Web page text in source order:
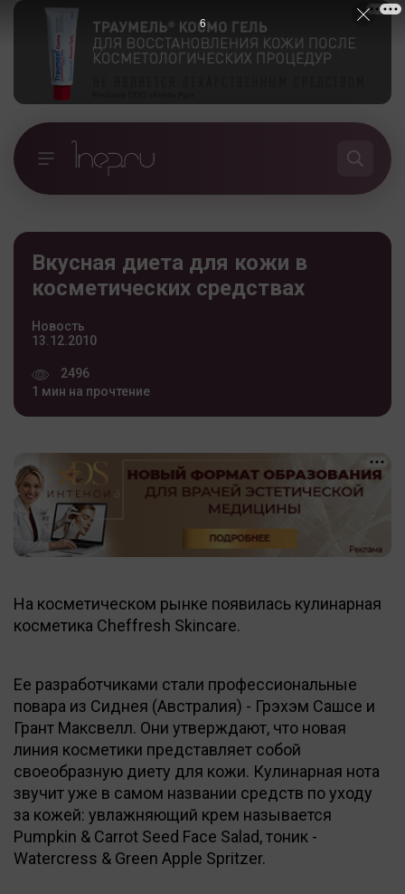
Вкусная диета для кожи в
косметических средствах
Новость
13.12.2010
2496
1 мин на прочтение
На косметическом рынке появилась кулинарная
косметика Cheffresh Skincare.
Ее разработчиками стали профессиональные
повара из Сиднея (Австралия) - Грэхэм Сашсе и
Грант Максвелл. Они утверждают, что новая
линия косметики представляет собой
своеобразную диету для кожи. Кулинарная нота
звучит уже в самом названии средств по уходу
за кожей: увлажняющий крем называется
Pumpkin & Carrot Seed Face Salad, тоник -
Watercress & Green Apple Spritzer.
5